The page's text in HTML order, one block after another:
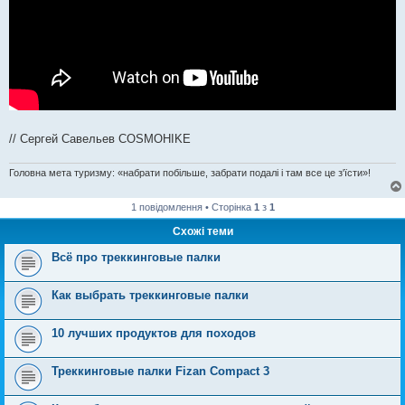
// Сергей Савельев COSMOHIKE
Головна мета туризму: «набрати побільше, забрати подалі і там все це з'їсти»!
1 повідомлення • Сторінка 1 з 1
Схожі теми
Всё про треккинговые палки
Как выбрать треккинговые палки
10 лучших продуктов для походов
Треккинговые палки Fizan Compact 3